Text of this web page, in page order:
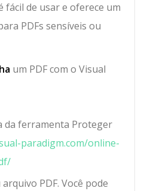
fácil de usar e oferece um
PDFs sensíveis ou
um PDF com o Visual
da ferramenta Proteger
paradigm.com/online-
PDF. Você pode